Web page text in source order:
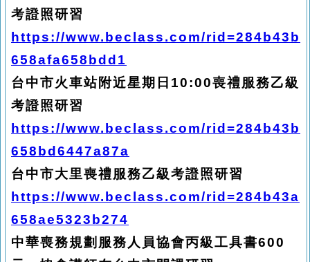
考證照研習
https://www.beclass.com/rid=284b43b
658afa658bdd1
台中市火車站附近星期日10:00喪禮服務乙級
考證照研習
https://www.beclass.com/rid=284b43b
658bd6447a87a
台中市大里喪禮服務乙級考證照研習
https://www.beclass.com/rid=284b43a
658ae5323b274
中華喪務規劃服務人員協會丙級工具書600